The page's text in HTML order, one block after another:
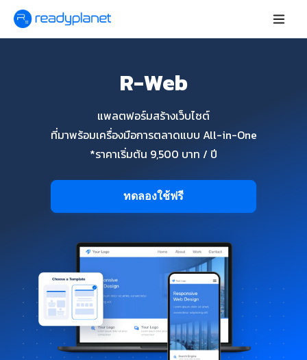
R-Web
แพลตฟอร์มสร้างเว็บไซต์
ที่มาพร้อมเครื่องมือการตลาดแบบ All-in-One
*ราคาเริ่มต้น 9,500 บาท / ปี
ทดลองใช้ฟรี